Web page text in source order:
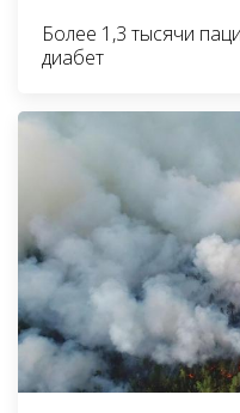
Более 1,3 тысячи
диабет